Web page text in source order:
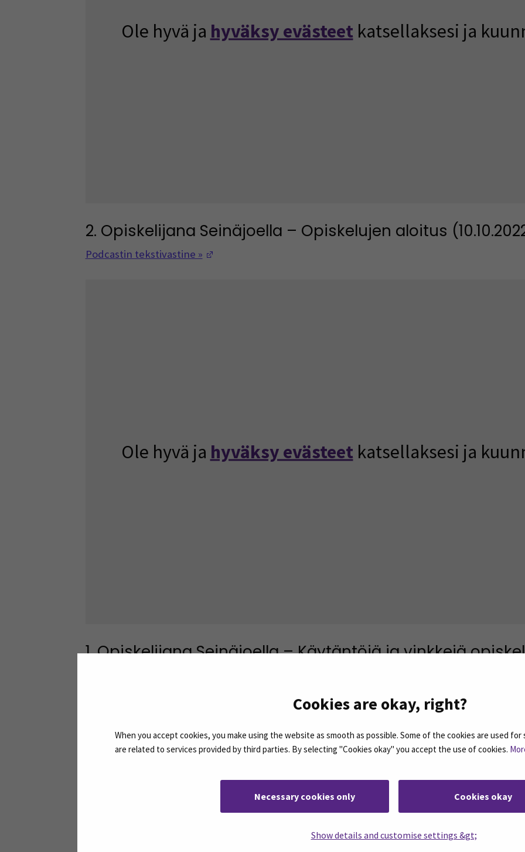
Cookies are okay, right?
When you accept cookies, you make using the website as smooth as possible. Some of the cookies are used
are related to services provided by third parties. By selecting "Cookies okay" you accept the use of cookies.
Necessary cookies only Cookies okay
Show details and customise settings &gt;
Ole hyvä ja hyväksy evästeetkatsellaksesi ja
2. Opiskelijana Seinäjoella – Opiskelujen aloitus
Podcastin tekstivastine »
Ole hyvä ja hyväksy evästeetkatsellaksesi ja
1. Opiskelijana Seinäjoella – Käytäntöjä ja vinkkejä